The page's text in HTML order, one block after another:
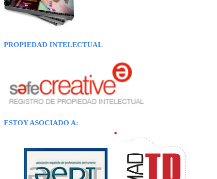
PROPIEDAD INTELECTUAL
ESTOY ASOCIADO A: